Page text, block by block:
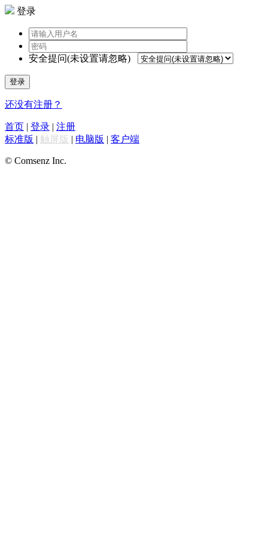
登录
安全提问(未设置请忽略)
登录
还没有注册？
首页 | 登录 | 注册
标准版 | 触屏版 | 电脑版 | 客户端
© Comsenz Inc.